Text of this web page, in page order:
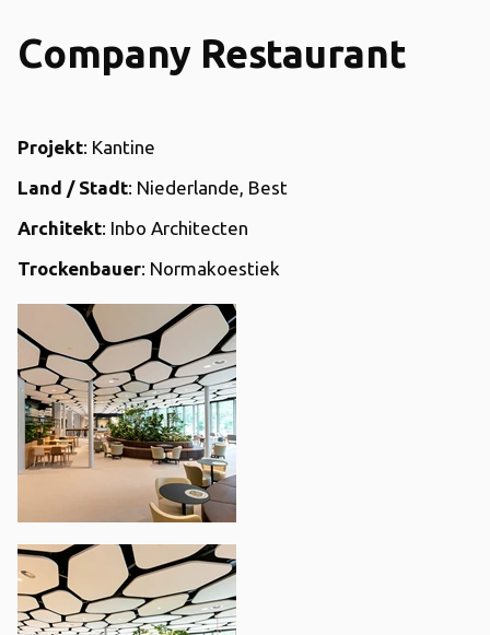
Company Restaurant
Projekt: Kantine
Land / Stadt: Niederlande, Best
Architekt: Inbo Architecten
Trockenbauer: Normakoestiek